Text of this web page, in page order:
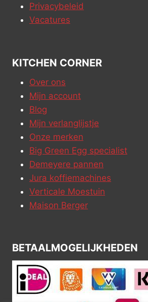
Privacybeleid
Vacatures
KITCHEN CORNER
Over ons
Mijn account
Blog
Mijn verlanglijstje
Onze merken
Big Green Egg specialist
Demeyere pannen
Jura koffiemachines
Verticale Moestuin
Maison Berger
BETAALMOGELIJKHEDEN